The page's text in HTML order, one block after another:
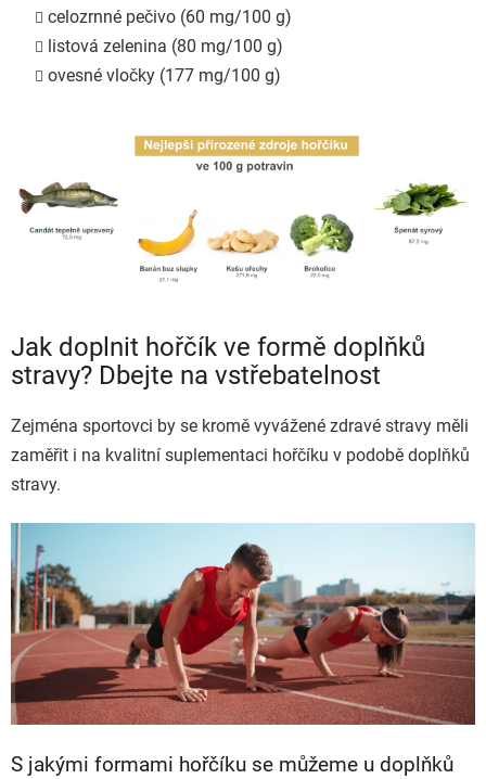
celozrnné pečivo (60 mg/100 g)
listová zelenina (80 mg/100 g)
ovesné vločky (177 mg/100 g)
Jak doplnit hořčík ve formě doplňků
stravy? Dbejte na vstřebatelnost
Zejména sportovci by se kromě vyvážené zdravé stravy měli
zaměřit i na kvalitní suplementaci hořčíku v podobě doplňků
stravy.
S jakými formami hořčíku se můžeme u doplňků